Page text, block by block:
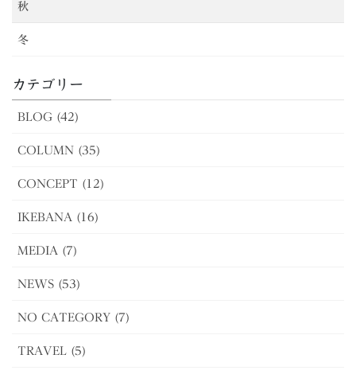
秋
冬
カテゴリー
BLOG (42)
COLUMN (35)
CONCEPT (12)
IKEBANA (16)
MEDIA (7)
NEWS (53)
NO CATEGORY (7)
TRAVEL (5)